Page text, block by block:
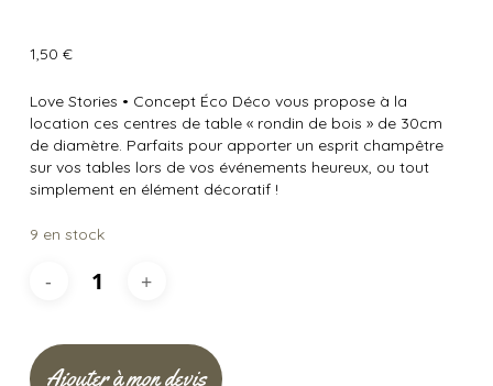
1,50 €
Love Stories • Concept Éco Déco vous propose à la
location ces centres de table « rondin de bois » de 30cm
de diamètre. Parfaits pour apporter un esprit champêtre
sur vos tables lors de vos événements heureux, ou tout
simplement en élément décoratif !
9 en stock
Ajouter à mon devis